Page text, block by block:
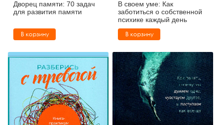
Дворец памяти: 70 задач
для развития памяти
В корзину
В своем уме: Как
заботиться о собственной
психике каждый день
В корзину